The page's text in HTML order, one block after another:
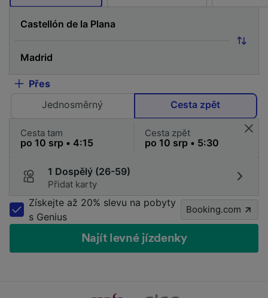
Přes
Jednosměrný
Cesta zpět
Cesta tam Cesta zpět
1 Dospělý (26-59)
Přidat karty
Získejte až 20% slevu na pobyty
s Genius
Booking.com
Najít levné jízdenky